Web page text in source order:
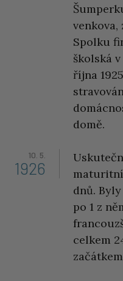
Spolku
školská
října
domě.
10. 5.
1926
dnů.
po 1 z
celkem